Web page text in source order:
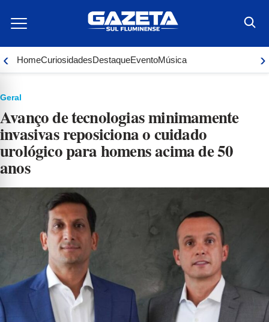
para
conteúdo
‹ HomeCuriosidadesDestaqueEventoMúsica ›
Geral
Avanço de tecnologias minimamente
invasivas reposiciona o cuidado
urológico para homens acima de 50
anos